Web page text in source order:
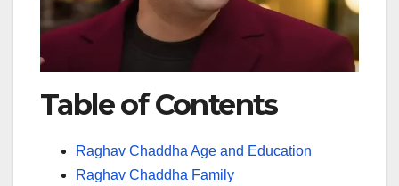
Table of Contents
Raghav Chaddha Age and Education
Raghav Chaddha Family